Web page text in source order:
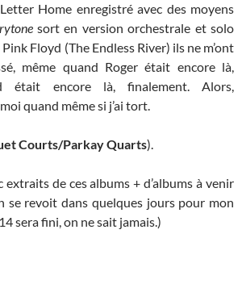
Home enregistré avec des moyens
sort en version orchestrale et solo
Floyd (The Endless River) ils ne m’ont
même quand Roger était encore là,
était encore là, finalement. Alors,
quand même si j’ai tort.
Courts/Parkay Quarts).
extraits de ces albums + d’albums à venir
se revoit dans quelques jours pour mon
sera fini, on ne sait jamais.)